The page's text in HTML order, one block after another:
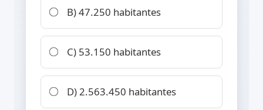
B) 47.250 habitantes
C) 53.150 habitantes
D) 2.563.450 habitantes